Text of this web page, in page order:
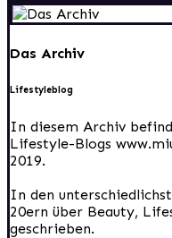
Das Archiv
Lifestyleblog
In diesem Archiv
Lifestyle-Blogs
2019.
In den
20ern über Beauty,
geschrieben.